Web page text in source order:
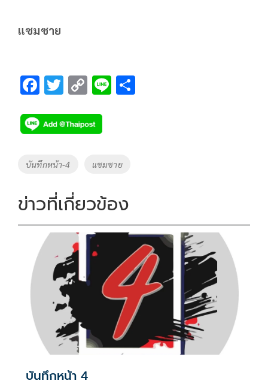
แซมซาย
F
e
b
o
k
T
tt
er
C
p
y
Li
k
Li
Tags
บันทึกหน้า-4 แซมซาย
ข่าวที่เกี่ยวข้อง
บันทึกหน้า 4